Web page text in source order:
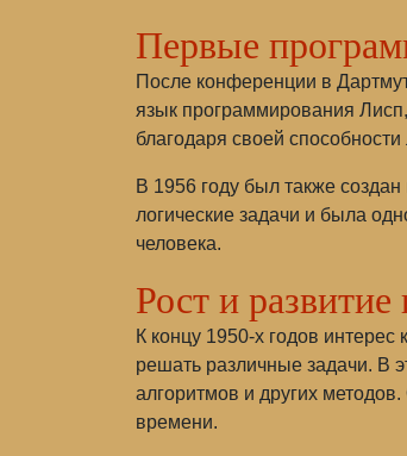
Первые
После конференции в
язык программирования
благодаря своей
В 1956 году был также
логические задачи и была
человека.
Рост и
К концу 1950-х годов
решать различные задачи. В
алгоритмов и других
времени.